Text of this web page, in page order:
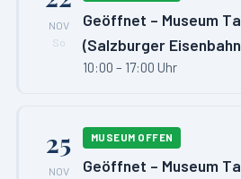
NOV
So
Geöffnet – Museum
(Salzburger
10:00 – 17:00 Uhr
25
NOV
MUSEUM OFFEN
Geöffnet – Museum